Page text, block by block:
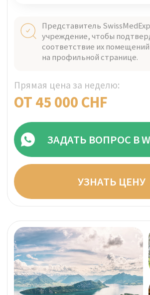
Прямая цена за неделю:
ИНДИВИДУАЛЬНО
УЗНАТЬ ЦЕНУ
Private Clinic MENTALVA
Клиника MENTALVA — это частное
психиатрическое учреждение,
специализирующееся на психотерапии и
комплементарной медицине. Ваше лечение
будет проходить в приватной и
конфиденциальной обстановке среди
захватывающих дух Швейцарских Альп.